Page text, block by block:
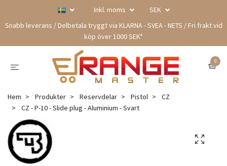
Inkl. moms
SEK
Snabb leverans / Delbetala tryggt via KLARNA - SVEA - NETS / Fri frakt vid
köp över 1000 SEK*
0
Hem Produkter Reservdelar Pistol
CZ
CZ - P-10 - Slide plug - Aluminium - Svart